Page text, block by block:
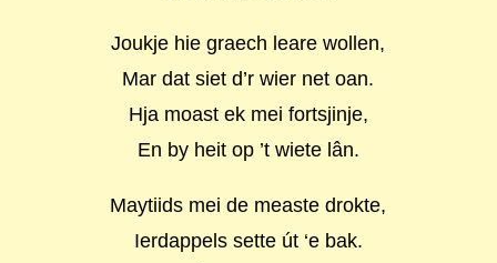
Joukje hie graech leare wollen,
Mar dat siet d’r wier net oan.
Hja moast ek mei fortsjinje,
En by heit op ’t wiete lân.
Maytiids mei de measte drokte,
Ierdappels sette út ‘e bak.